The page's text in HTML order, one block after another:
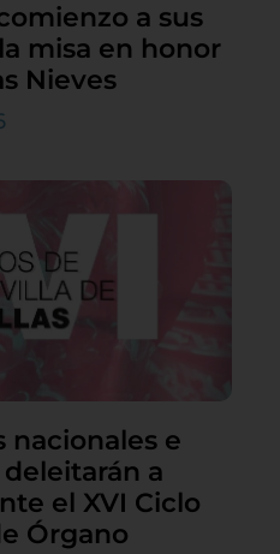
a sus
misa en honor
Nieves
nacionales e
a
el XVI Ciclo
Órgano